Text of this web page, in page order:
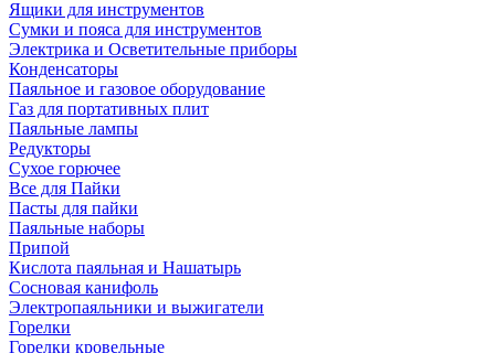
Ящики для инструментов
Сумки и пояса для инструментов
Электрика и Осветительные приборы
Конденсаторы
Паяльное и газовое оборудование
Газ для портативных плит
Паяльные лампы
Редукторы
Сухое горючее
Все для Пайки
Пасты для пайки
Паяльные наборы
Припой
Кислота паяльная и Нашатырь
Сосновая канифоль
Электропаяльники и выжигатели
Горелки
Горелки кровельные